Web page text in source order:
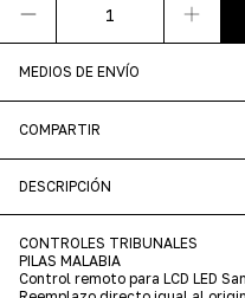
MEDIOS DE ENVÍO
COMPARTIR
DESCRIPCIÓN
CONTROLES TRIBUNALES
PILAS MALABIA
Control remoto para LCD LED